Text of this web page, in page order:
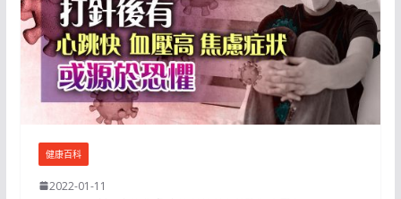
健康百科
2022-01-11